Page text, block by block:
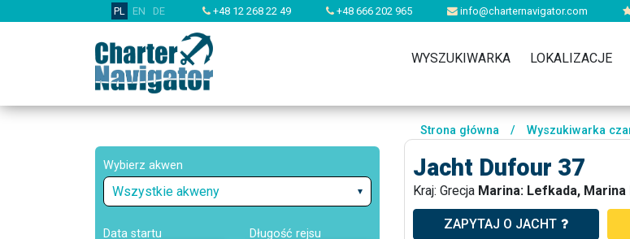
PL EN DE +48 12 268 22 49 +48 666 202 965 info@charternavigator.com
WYSZUKIWARKA LOKALIZACJE
Wybierz akwen
Wszystkie akweny
Data startu Długość rejsu
Strona główna / Wyszukiwarka
Jacht Dufour 37
Kraj: Grecja Marina: Lefkada,
ZAPYTAJ O JACHT